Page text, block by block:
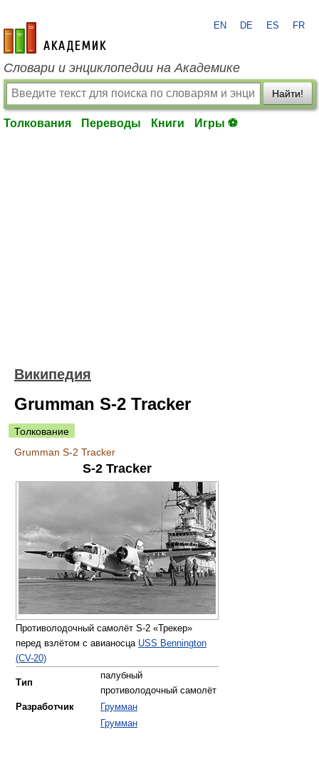
academic.ru
EN DE ES FR
Словари и энциклопедии на Академике
Найти!
Толкования Переводы Книги Игры ⚽
Википедия
Grumman S-2 Tracker
Толкование
Grumman S-2 Tracker
S-2 Tracker
Противолодочный самолёт S-2 «Трекер»
перед взлётом с авианосца USS Bennington
(CV-20)
Тип
палубный
противолодочный самолёт
Разработчик
Грумман
Грумман